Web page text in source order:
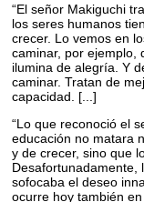
“El señor Makiguchi
los seres humanos
crecer. Lo vemos en
caminar, por ejemplo,
ilumina de alegría. Y
caminar. Tratan de
capacidad. [...]
“Lo que reconoció el
educación no matara
y de crecer, sino que
Desafortunadamente,
sofocaba el deseo
ocurre hoy también en